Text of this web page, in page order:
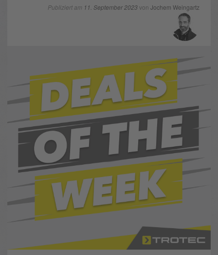
Publiziert am 11. September 2023von Jochem Weingartz